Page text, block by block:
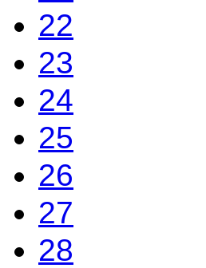
22
23
24
25
26
27
28